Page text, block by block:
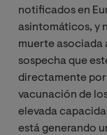
notificados en
asintomáticos, y
muerte asociada
sospecha que
directamente
vacunación de
elevada
está generando